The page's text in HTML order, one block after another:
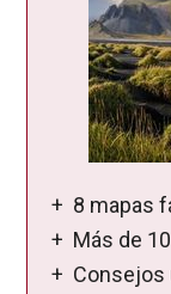
+ 8 mapas
+ Más de
+ Consejos